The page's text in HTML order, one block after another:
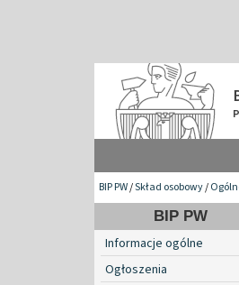
BIP PW/Skład osobowy/
BIP PW
Informacje ogólne
Ogłoszenia